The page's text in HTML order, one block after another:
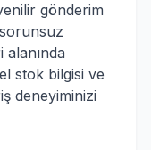
gönderim
stok bilgisi ve
deneyiminizi